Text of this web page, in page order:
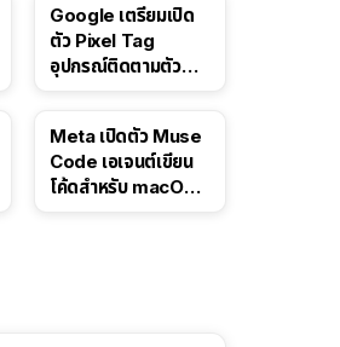
Google เตรียมเปิด
ตัว Pixel Tag
อุปกรณ์ติดตามตัว
Meta เปิดตัว Muse
Code เอเจนต์เขียน
โค้ดสำหรับ macOS